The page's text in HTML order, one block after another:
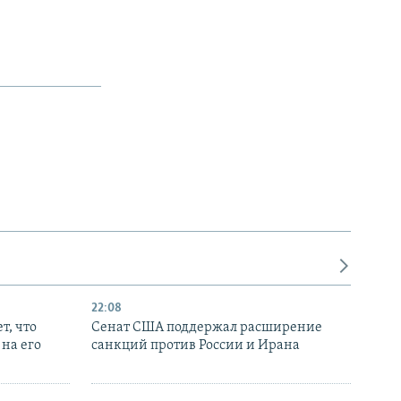
что
его
22:08
Сенат США поддержал расширение
санкций против России и Ирана